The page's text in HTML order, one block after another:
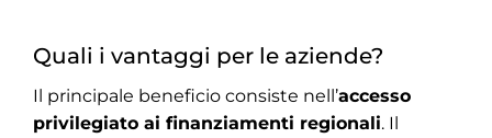
Quali i vantaggi per le aziende?
Il principale beneficio consiste nell’accesso
privilegiato ai finanziamenti regionali. Il